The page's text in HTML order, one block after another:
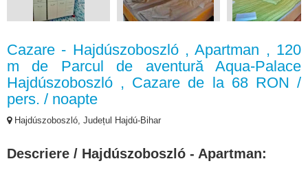
Cazare - Hajdúszoboszló , Apartman , 120
m de Parcul de aventură Aqua-Palace
Hajdúszoboszló , Cazare de la 68 RON /
pers. / noapte
Hajdúszoboszló, Județul Hajdú-Bihar
Descriere / Hajdúszoboszló - Apartman: